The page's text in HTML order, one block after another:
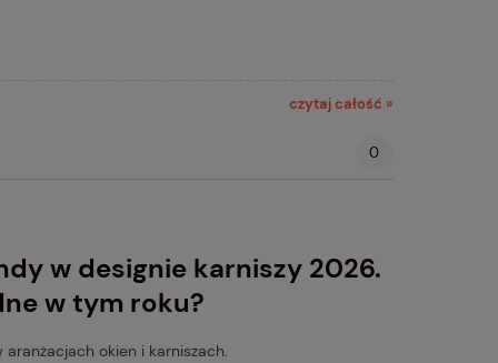
czytaj całość »
0
w designie karniszy 2026.
w tym roku?
okien i karniszach.